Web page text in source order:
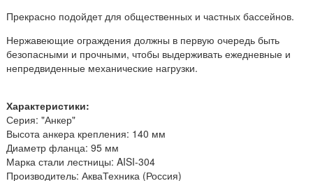
Прекрасно подойдет для общественных и частных бассейнов.
Нержавеющие ограждения должны в первую очередь быть
безопасными и прочными, чтобы выдерживать ежедневные и
непредвиденные механические нагрузки.
Характеристики:
Серия: "Анкер"
Высота анкера крепления: 140 мм
Диаметр фланца: 95 мм
Марка стали лестницы: AISI-304
Производитель: АкваТехника (Россия)